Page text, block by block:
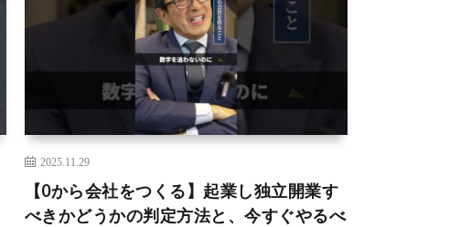
2025.11.29
【0から会社をつくる】起業し独立開業す
べきかどうかの判定方法と、今すぐやるべ